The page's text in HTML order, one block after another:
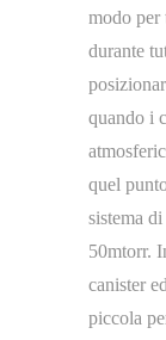
modo per
durante
quando i
quel
sistema
50mtorr.
canister
piccola